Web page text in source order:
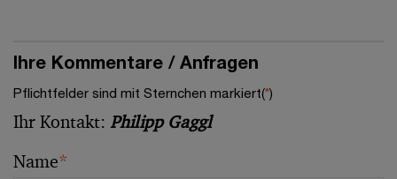
Ihre Kommentare / Anfragen
Pflichtfelder sind mit Sternchen markiert(*)
Ihr Kontakt: Philipp Gaggl
Name*